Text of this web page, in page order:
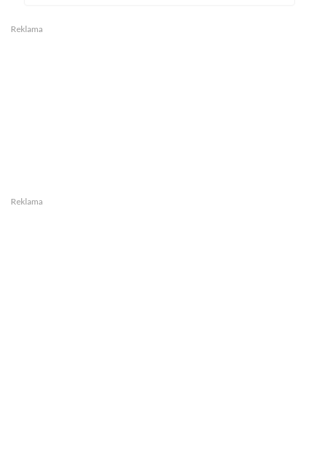
Reklama
Reklama